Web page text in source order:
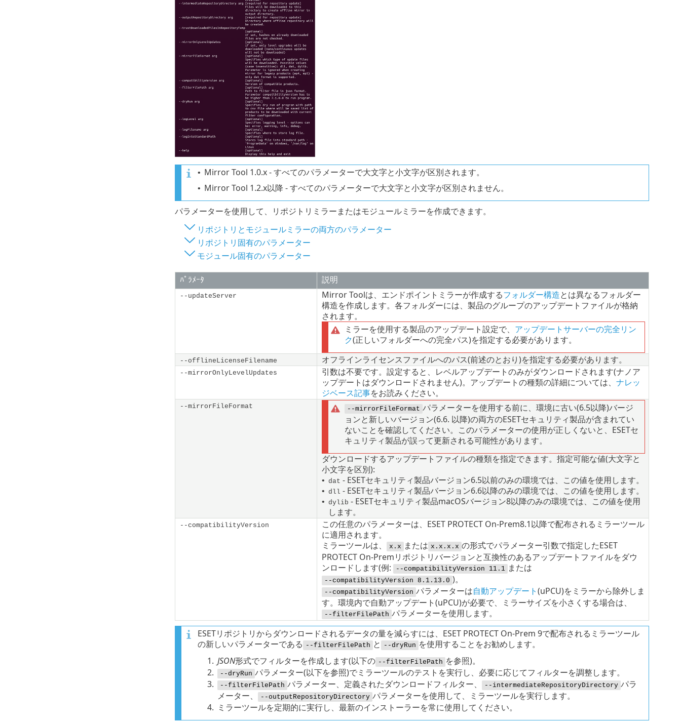
• Mirror Tool 1.0.x - すべてのパラメーターで大文字と小文字が区別されます。
• Mirror Tool 1.2.x以降 - すべてのパラメーターで大文字と小文字が区別されません。
パラメーターを使用して、リポジトリミラーまたはモジュールミラーを作成できます。
リポジトリとモジュールミラーの両方のパラメーター
リポジトリ固有のパラメーター
モジュール固有のパラメーター
ﾊﾟﾗﾒｰﾀ 説明
--updateServer Mirror Toolは、エンドポイントミラーが作成するフォルダー構造とは異なるフォルダー
構造を作成します。各フォルダーには、製品のグループのアップデートファイルが格納
されます。
ミラーを使用する製品のアップデート設定で、 アップデートサーバーの完全リン
ク(正しいフォルダーへの完全パス)を指定する必要があります。
--offlineLicenseFilename オフラインライセンスファイルへのパス(前述のとおり)を指定する必要があります。
--mirrorOnlyLevelUpdates
引数は不要です。設定すると、レベルアップデートのみがダウンロードされます(ナノア
ップデートはダウンロードされません)。アップデートの種類の詳細については、 ナレッ
ジベース記事をお読みください。
--mirrorFileFormat --mirrorFileFormat パラメーターを使用する前に、環境に古い(6.5以降)バージ
ョンと新しいバージョン(6.6. 以降)の両方のESETセキュリティ製品が含まれてい
ないことを確認してください。このパラメーターの使用が正しくないと、ESETセ
キュリティ製品が誤って更新される可能性があります。
ダウンロードするアップデートファイルの種類を指定できます。指定可能な値(大文字と
小文字を区別):
• dat - ESETセキュリティ製品バージョン6.5以前のみの環境では、この値を使用します。
• dll - ESETセキュリティ製品バージョン6.6以降のみの環境では、この値を使用します。
• dylib - ESETセキュリティ製品macOSバージョン8以降のみの環境では、この値を使用
します。
--compatibilityVersion この任意のパラメーターは、ESET PROTECT On-Prem8.1以降で配布されるミラーツール
に適用されます。
ミラーツールは、
x.x または x.x.x.x の形式でパラメーター引数で指定したESET
PROTECT On-Premリポジトリバージョンと互換性のあるアップデートファイルをダウ
ンロードします(例:
--compatibilityVersion 11.1 または
--compatibilityVersion 8.1.13.0 )。
--compatibilityVersion パラメーターは自動アップデート(uPCU)をミラーから除外しま
す。環境内で自動アップデート(uPCU)が必要で、ミラーサイズを小さくする場合は、
--filterFilePath パラメーターを使用します。
ESETリポジトリからダウンロードされるデータの量を減らすには、ESET PROTECT On-Prem 9で配布されるミラーツール
の新しいパラメーターである --filterFilePath と --dryRun を使用することをお勧めします。
1. JSON形式でフィルターを作成します(以下の --filterFilePath を参照)。
2.
--dryRun パラメーター(以下を参照)でミラーツールのテストを実行し、必要に応じてフィルターを調整します。
3.
--filterFilePath パラメーター、定義されたダウンロードフィルター、 --intermediateRepositoryDirectory パラ
メーター、
--outputRepositoryDirectory パラメーターを使用して、ミラーツールを実行します。
4. ミラーツールを定期的に実行し、最新のインストーラーを常に使用してください。